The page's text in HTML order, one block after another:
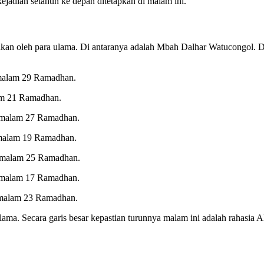
oleh para ulama. Di antaranya adalah Mbah Dalhar Watucongol.
29 Ramadhan.
21 Ramadhan.
27 Ramadhan.
19 Ramadhan.
25 Ramadhan.
17 Ramadhan.
23 Ramadhan.
Secara garis besar kepastian turunnya malam ini adalah rahasia